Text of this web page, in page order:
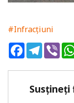
#Infracțiuni
Facebook
Susțineți